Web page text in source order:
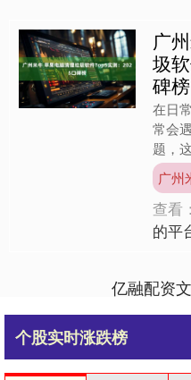
广
圾
碑榜
在日
常会
题，
存数
的。
广州
查看：
的平
亿融配资
个股实时涨跌榜